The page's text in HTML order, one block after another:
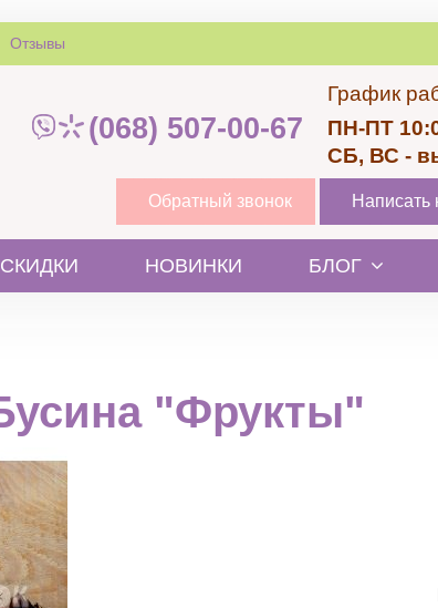
Отзывы
(068) 507-00-67
График
ПН-ПТ
СБ, ВС -
Обратный звонок Написать
СКИДКИ НОВИНКИ БЛОГ
"Фрукты"